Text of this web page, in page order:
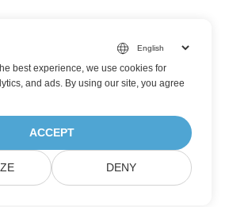
best experience, we use cookies for
and ads. By using our site, you agree
ACCEPT
DENY